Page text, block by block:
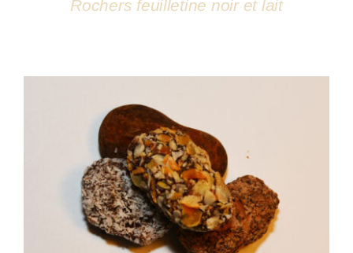
Rochers feuilletine noir et lait
DÉTAILS